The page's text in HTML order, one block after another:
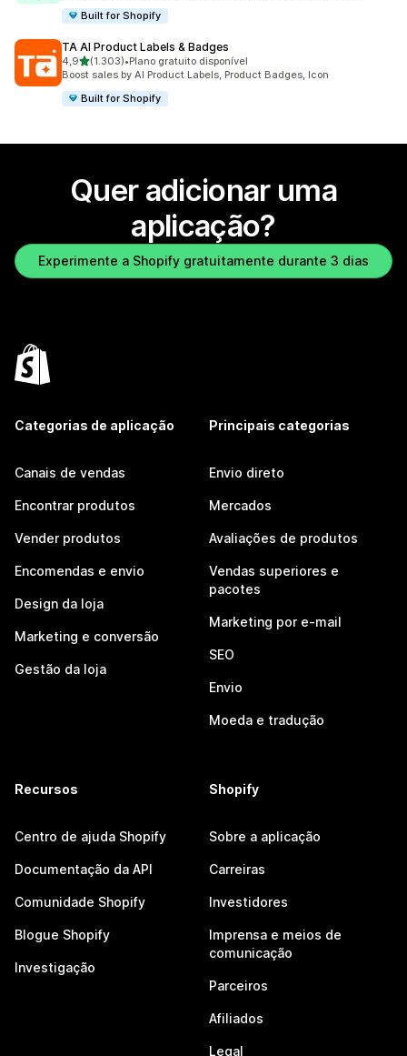
Built for Shopify
TA AI Product Labels & Badges
4,9de 5 estrelas
(1.303)
1303 total de avaliações
•Plano gratuito disponível
Boost sales by AI Product Labels, Product Badges, Icon
Built for Shopify
Quer adicionar uma
aplicação?
Experimente a Shopify gratuitamente durante 3 dias
Categorias de aplicação
Canais de vendas
Encontrar produtos
Vender produtos
Encomendas e envio
Design da loja
Marketing e conversão
Gestão da loja
Principais categorias
Envio direto
Mercados
Avaliações de produtos
Vendas superiores e
pacotes
Marketing por e-mail
SEO
Envio
Moeda e tradução
Recursos
Centro de ajuda Shopify
Documentação da API
Comunidade Shopify
Blogue Shopify
Investigação
Shopify
Sobre a aplicação
Carreiras
Investidores
Imprensa e meios de
comunicação
Parceiros
Afiliados
Legal